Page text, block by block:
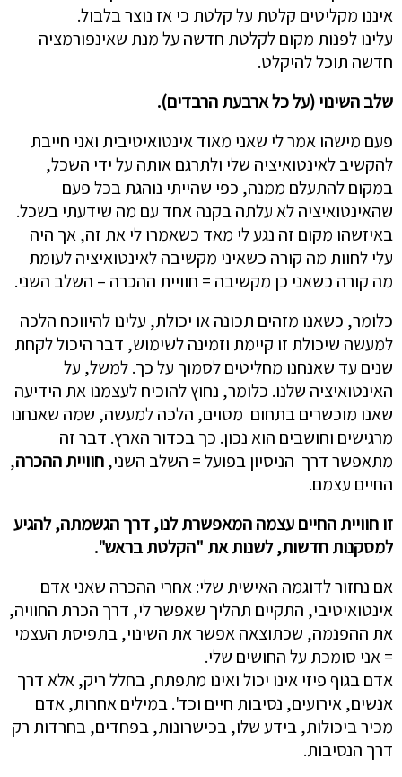
איננו מקליטים קלטת על קלטת כי אז נוצר בלבול.
עלינו לפנות מקום לקלטת חדשה על מנת שאינפורמציה
חדשה תוכל להיקלט.
שלב השינוי (על כל ארבעת הרבדים).
פעם מישהו אמר לי שאני מאוד אינטואיטיבית ואני חייבת
להקשיב לאינטואיציה שלי ולתרגם אותה על ידי השכל,
במקום להתעלם ממנה, כפי שהייתי נוהגת בכל פעם
שהאינטואיציה לא עלתה בקנה אחד עם מה שידעתי בשכל.
באיזשהו מקום זה נגע לי מאד כשאמרו לי את זה, אך היה
עלי לחוות מה קורה כשאיני מקשיבה לאינטואיציה לעומת
מה קורה כשאני כן מקשיבה = חוויית ההכרה – השלב השני.
כלומר, כשאנו מזהים תכונה או יכולת, עלינו להיווכח הלכה
למעשה שיכולת זו קיימת וזמינה לשימוש, דבר היכול לקחת
שנים עד שאנחנו מחליטים לסמוך על כך. למשל, על
האינטואיציה שלנו. כלומר, נחוץ להוכיח לעצמנו את הידיעה
שאנו מוכשרים בתחום מסוים, הלכה למעשה, שמה שאנחנו
מרגישים וחושבים הוא נכון. כך בכדור הארץ. דבר זה
מתאפשר דרך הניסיון בפועל = השלב השני,חוויית ההכרה,
החיים עצמם.
זו חוויית החיים עצמה המאפשרת לנו, דרך הגשמתה, להגיע
למסקנות חדשות, לשנות את "הקלטת בראש".
אם נחזור לדוגמה האישית שלי: אחרי ההכרה שאני אדם
אינטואיטיבי, התקיים תהליך שאפשר לי, דרך הכרת החוויה,
את ההפנמה, שכתוצאה אפשר את השינוי, בתפיסת העצמי
= אני סומכת על החושים שלי.
אדם בגוף פיזי אינו יכול ואינו מתפתח, בחלל ריק, אלא דרך
אנשים, אירועים, נסיבות חיים וכד'. במילים אחרות, אדם
מכיר ביכולות, בידע שלו, בכישרונות, בפחדים, בחרדות רק
דרך הנסיבות.